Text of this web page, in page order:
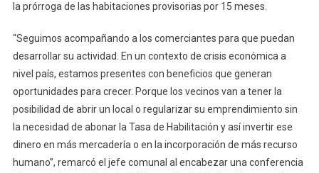
la prórroga de las habitaciones provisorias por 15 meses.
“Seguimos acompañando a los comerciantes para que puedan
desarrollar su actividad. En un contexto de crisis económica a
nivel país, estamos presentes con beneficios que generan
oportunidades para crecer. Porque los vecinos van a tener la
posibilidad de abrir un local o regularizar su emprendimiento sin
la necesidad de abonar la Tasa de Habilitación y así invertir ese
dinero en más mercadería o en la incorporación de más recurso
humano”, remarcó el jefe comunal al encabezar una conferencia